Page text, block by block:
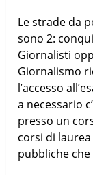
Le strade da
sono 2:
Giornalisti
Giornalismo
l’accesso
a necessario
presso un
corsi di
pubbliche